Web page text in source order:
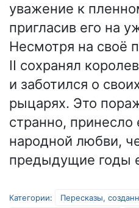
уважение к
пригласив его на
Несмотря на своё
II сохранял
и заботился о
рыцарях. Это
странно,
народной любви,
предыдущие годы
Категории: Пересказы,